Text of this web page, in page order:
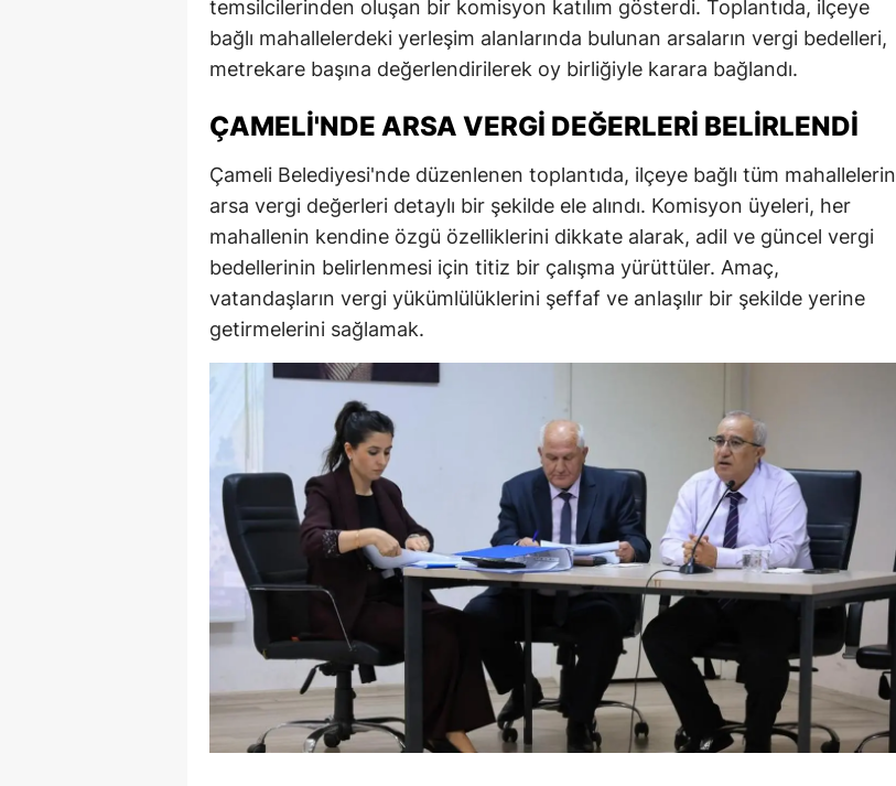
Edirne
Elazığ
Erzincan
Erzurum
Eskişehir
Gaziantep
Giresun
Isparta
Mersin
İstanbul
Kars
Kastamonu
temsilcilerinden oluşan bir komisyon katılım gösterdi. Toplantıda, ilçeye
bağlı mahallelerdeki yerleşim alanlarında bulunan arsaların vergi bedelleri,
metrekare başına değerlendirilerek oy birliğiyle karara bağlandı.
ÇAMELI'NDE ARSA VERGI DEĞERLERI BELIRLENDI
Çameli Belediyesi'nde düzenlenen toplantıda, ilçeye bağlı tüm mahallelerin
arsa vergi değerleri detaylı bir şekilde ele alındı. Komisyon üyeleri, her
mahallenin kendine özgü özelliklerini dikkate alarak, adil ve güncel vergi
bedellerinin belirlenmesi için titiz bir çalışma yürüttüler. Amaç,
vatandaşların vergi yükümlülüklerini şeffaf ve anlaşılır bir şekilde yerine
getirmelerini sağlamak.